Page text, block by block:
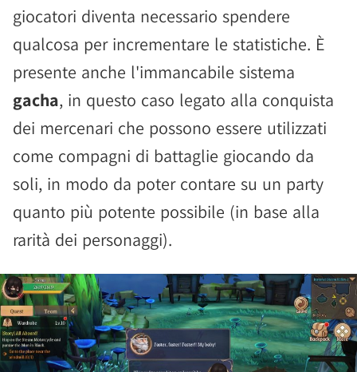
giocatori diventa necessario spendere
qualcosa per incrementare le statistiche. È
presente anche l'immancabile sistema
gacha, in questo caso legato alla conquista
dei mercenari che possono essere utilizzati
come compagni di battaglie giocando da
soli, in modo da poter contare su un party
quanto più potente possibile (in base alla
rarità dei personaggi).